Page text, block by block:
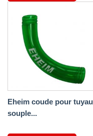
Eheim coude pour tuyau
souple...